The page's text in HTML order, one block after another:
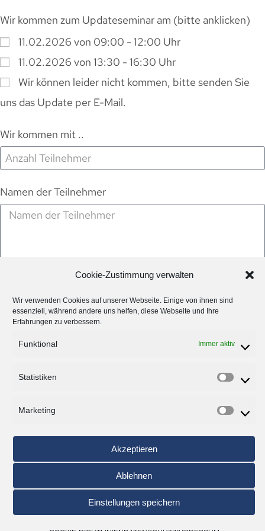
Cookie-Zustimmung verwalten
Wir verwenden Cookies auf unserer Webseite. Einige von ihnen sind
essenziell, während andere uns helfen, diese Webseite und Ihre
Erfahrungen zu verbessern.
Funktional Immer aktiv
Statistiken
Marketing
Akzeptieren
Ablehnen
Einstellungen speichern
Wir kommen zum Updateseminar am (bitte anklicken)
11.02.2026 von 09:00 - 12:00 Uhr
11.02.2026 von 13:30 - 16:30 Uhr
Wir können leider nicht kommen, bitte senden Sie
uns das Update per E-Mail.
Wir kommen mit ..
Namen der Teilnehmer
Darüberhinaus wünsche ich weitere Informationen zu
dem Thema:
Ich stimme zu, dass meine Angaben und Daten zur
Bearbeitung meiner Anmeldung elektronisch erhoben
und gespeichert werden. Sie können Ihre Einwilligung
jederzeit widerrufen. E-Mail: info@aplus.it
ABSENDEN